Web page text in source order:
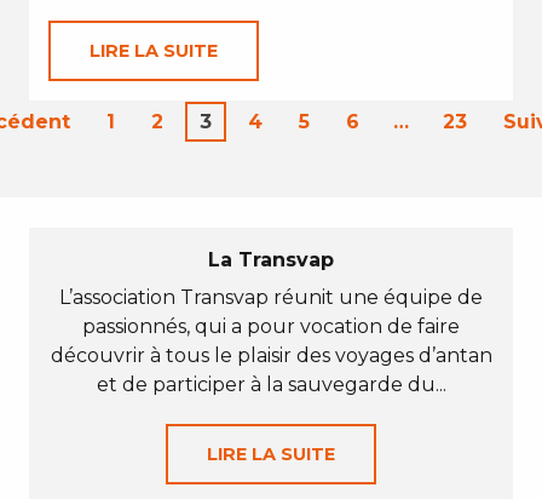
LIRE LA SUITE
1 2 3 4 5 6 … 23
La Transvap
L’association Transvap réunit une équipe de
passionnés, qui a pour vocation de faire
découvrir à tous le plaisir des voyages d’antan
et de participer à la sauvegarde du...
LIRE LA SUITE